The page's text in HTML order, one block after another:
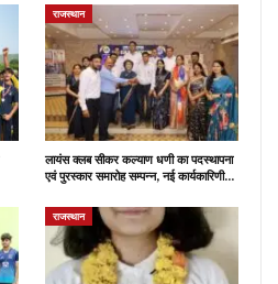
राजस्थान
लायंस क्लब सीकर कल्याण धणी का पदस्थापना
एवं पुरस्कार समारोह सम्पन्न, नई कार्यकारिणी…
राजस्थान